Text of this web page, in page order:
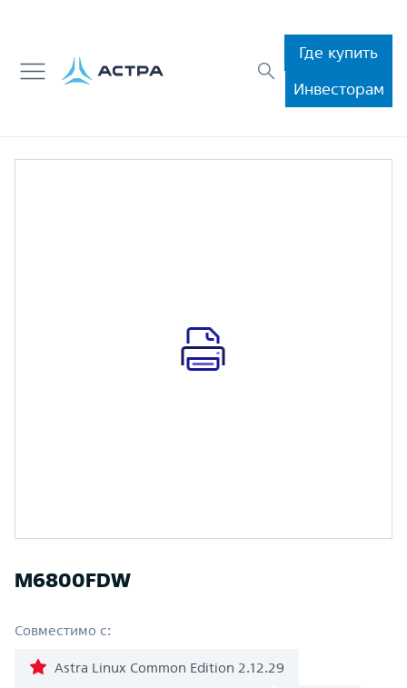
Где купить
Инвесторам
M6800FDW
Совместимо с:
Astra Linux Common Edition 2.12.29